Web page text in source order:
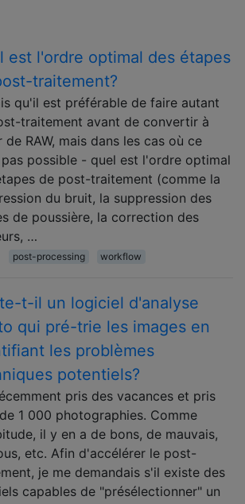
est l'ordre optimal des étapes
traitement?
qu'il est préférable de faire autant
traitement avant de convertir à
de RAW, mais dans les cas où ce
possible - quel est l'ordre optimal
de post-traitement (comme la
du bruit, la suppression des
de poussière, la correction des
…
post-processing workflow
t-il un logiciel d'analyse
qui pré-trie les images en
les problèmes
potentiels?
pris des vacances et pris
1 000 photographies. Comme
il y en a de bons, de mauvais,
etc. Afin d'accélérer le post-
je me demandais s'il existe des
capables de "présélectionner" un